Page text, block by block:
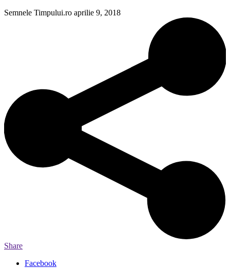
Semnele Timpului.ro aprilie 9, 2018
Share
Facebook